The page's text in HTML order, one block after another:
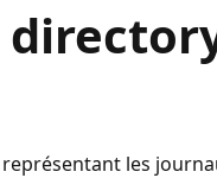
représentant les